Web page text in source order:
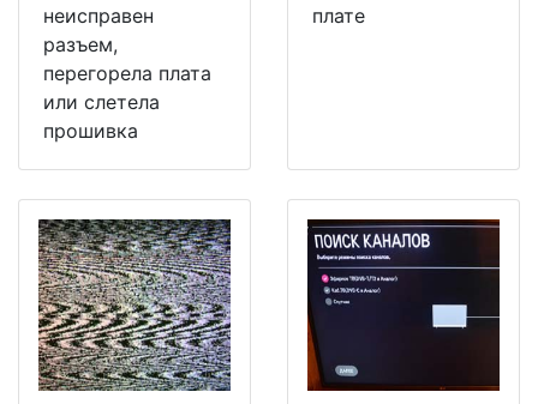
неисправен
разъем,
перегорела плата
или слетела
прошивка
плате